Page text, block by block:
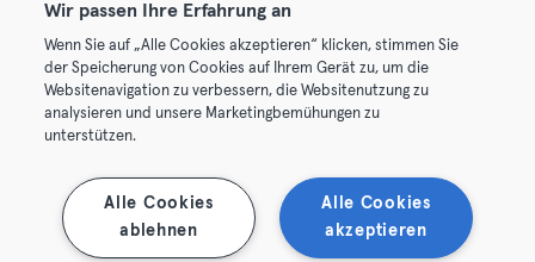
© 2026 Urban Sports Group GmbH. All rights reserved.
Terms & Conditions
Terminate contracts here Withdraw contracts here
Wir passen Ihre Erfahrung an
Wenn Sie auf „Alle Cookies akzeptieren“ klicken, stimmen Sie
der Speicherung von Cookies auf Ihrem Gerät zu, um die
Websitenavigation zu verbessern, die Websitenutzung zu
analysieren und unsere Marketingbemühungen zu
unterstützen.
Alle Cookies
akzeptieren
Alle Cookies
ablehnen